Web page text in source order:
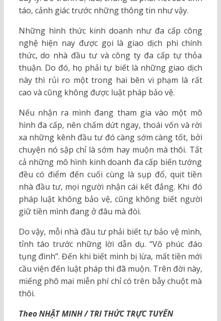
táo, cảnh giác trước những thông tin như vậy.
Những hình thức kinh doanh như đa cấp công
nghệ hiện nay được gọi là giao dịch phi chính
thức, do nhà đầu tư và công ty đa cấp tự thỏa
thuận. Do đó, họ phải tự biết là những giao dịch
này thì rủi ro một trong hai bên vi phạm là rất
cao và cũng không được luật pháp bảo vệ.
Nếu nhận ra mình đang tham gia vào một mô
hình đa cấp, nên chấm dứt ngay, thoái vốn và rời
xa những kênh đầu tư đó càng sớm càng tốt, bởi
chuyện nó sập chỉ là sớm hay muộn mà thôi. Tất
cả những mô hình kinh doanh đa cấp biến tướng
đều có điểm đến cuối cùng là sụp đổ, quịt tiền
nhà đầu tư, mọi người nhận cái kết đắng. Khi đó
pháp luật không bảo vệ, cũng không biết người
giữ tiền mình đang ở đâu mà đòi.
Do vậy, mỗi nhà đầu tư phải biết tự bảo vệ mình,
tỉnh táo trước những lời dẫn dụ. “Vô phúc đáo
tụng đình”. Đến khi biết mình bị lừa, mất tiền mới
cầu viện đến luật pháp thì đã muộn. Trên đời này,
miếng phô mai miễn phí chỉ có trên bẫy chuột mà
thôi.
Theo NHẬT MINH / TRI THỨC TRỰC TUYẾN